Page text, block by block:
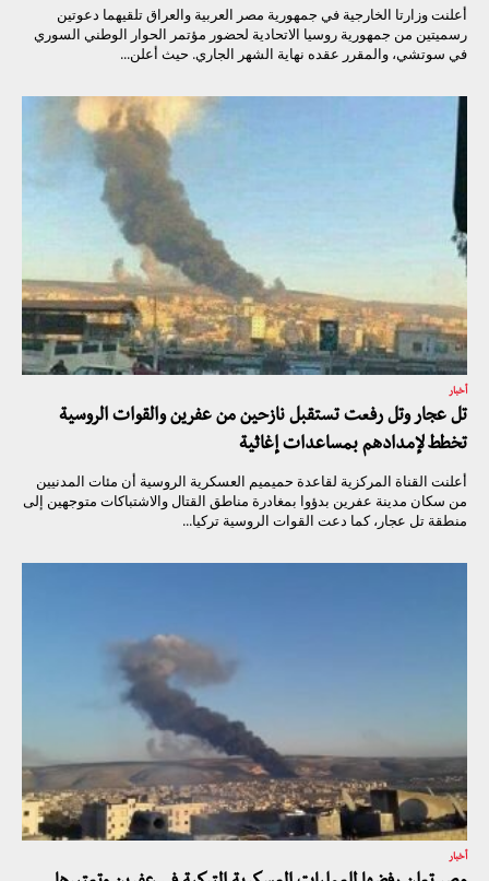
أعلنت وزارتا الخارجية في جمهورية مصر العربية والعراق تلقيهما دعوتين
رسميتين من جمهورية روسيا الاتحادية لحضور مؤتمر الحوار الوطني السوري
في سوتشي، والمقرر عقده نهاية الشهر الجاري. حيث أعلن...
أخبار
تل عجار وتل رفعت تستقبل نازحين من عفرين والقوات الروسية
تخطط لإمدادهم بمساعدات إغاثية
أعلنت القناة المركزية لقاعدة حميميم العسكرية الروسية أن مئات المدنيين
من سكان مدينة عفرين بدؤوا بمغادرة مناطق القتال والاشتباكات متوجهين إلى
منطقة تل عجار، كما دعت القوات الروسية تركيا...
أخبار